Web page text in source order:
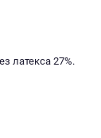
латекса 27%.